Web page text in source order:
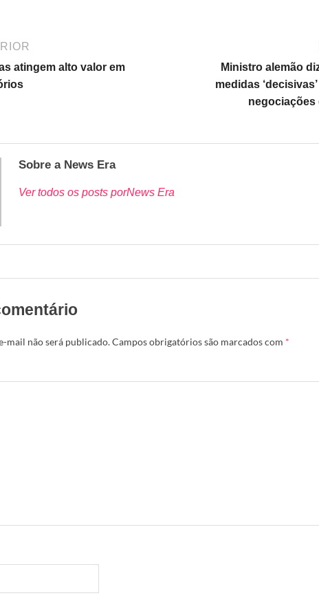
atingem alto valor em
Ministro alemão
medidas
negociações
Sobre a News Era
Ver todos os posts porNews Era
mail não será publicado.Campos obrigatórios são marcados com *